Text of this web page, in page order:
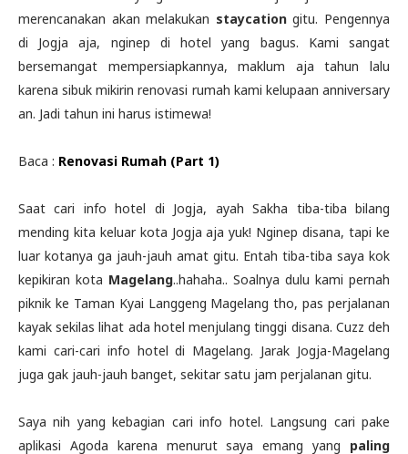
merencanakan akan melakukan staycationgitu. Pengennya
di Jogja aja, nginep di hotel yang bagus. Kami sangat
bersemangat mempersiapkannya, maklum aja tahun lalu
karena sibuk mikirin renovasi rumah kami kelupaan anniversary
an. Jadi tahun ini harus istimewa!
Baca : Renovasi Rumah (Part 1)
Saat cari info hotel di Jogja, ayah Sakha tiba-tiba bilang
mending kita keluar kota Jogja aja yuk! Nginep disana, tapi ke
luar kotanya ga jauh-jauh amat gitu. Entah tiba-tiba saya kok
kepikiran kota Magelang..hahaha.. Soalnya dulu kami pernah
piknik ke Taman Kyai Langgeng Magelang tho, pas perjalanan
kayak sekilas lihat ada hotel menjulang tinggi disana. Cuzz deh
kami cari-cari info hotel di Magelang. Jarak Jogja-Magelang
juga gak jauh-jauh banget, sekitar satu jam perjalanan gitu.
Saya nih yang kebagian cari info hotel. Langsung cari pake
aplikasi Agoda karena menurut saya emang yang paling